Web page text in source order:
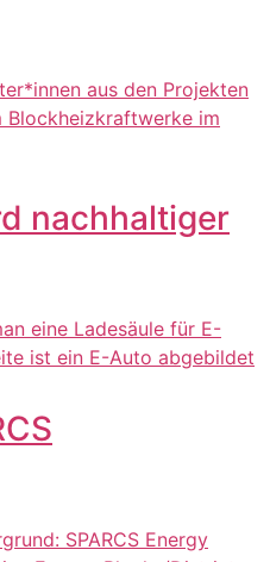
nachhaltiger